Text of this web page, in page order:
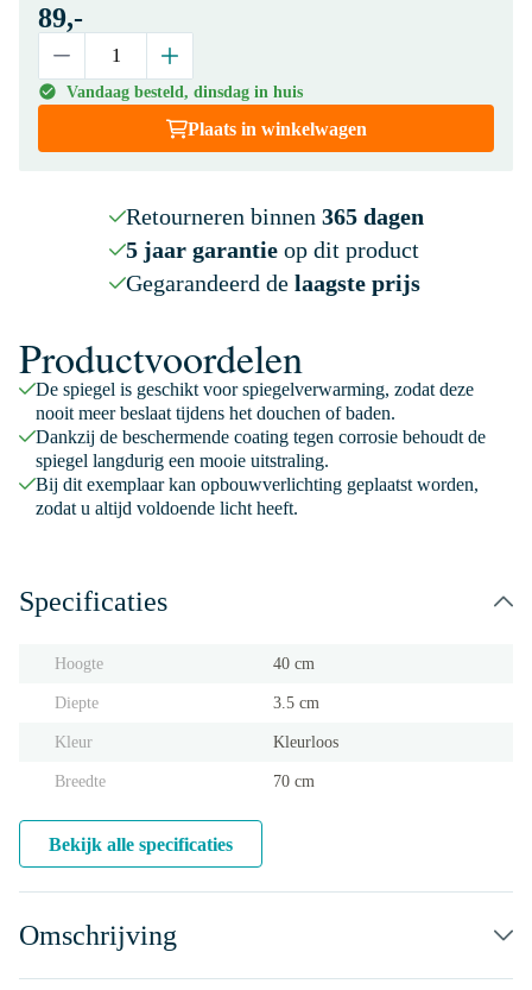
89,-
Vandaag besteld, dinsdag in huis
Plaats in winkelwagen
Retourneren binnen 365 dagen
5 jaar garantieop dit product
Gegarandeerd de laagste prijs
Productvoordelen
De spiegel is geschikt voor spiegelverwarming, zodat deze
nooit meer beslaat tijdens het douchen of baden.
Dankzij de beschermende coating tegen corrosie behoudt de
spiegel langdurig een mooie uitstraling.
Bij dit exemplaar kan opbouwverlichting geplaatst worden,
zodat u altijd voldoende licht heeft.
Specificaties
Hoogte 40 cm
Diepte 3.5 cm
Kleur Kleurloos
Breedte 70 cm
Bekijk alle specificaties
Omschrijving